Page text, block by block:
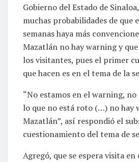
Gobierno del Estado de
muchas probabilidades de que
semanas haya más
Mazatlán no hay warning y
los visitantes, pues el primer
que hacen es en el tema de la
“No estamos en el warning,
lo que no está roto (…) no hay
Mazatlán”, así respondió el
cuestionamiento del tema de
Agregó, que se espera visita